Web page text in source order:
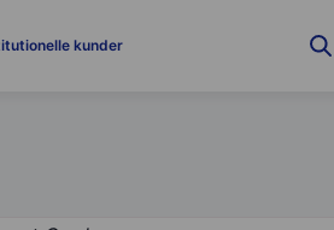
kunder